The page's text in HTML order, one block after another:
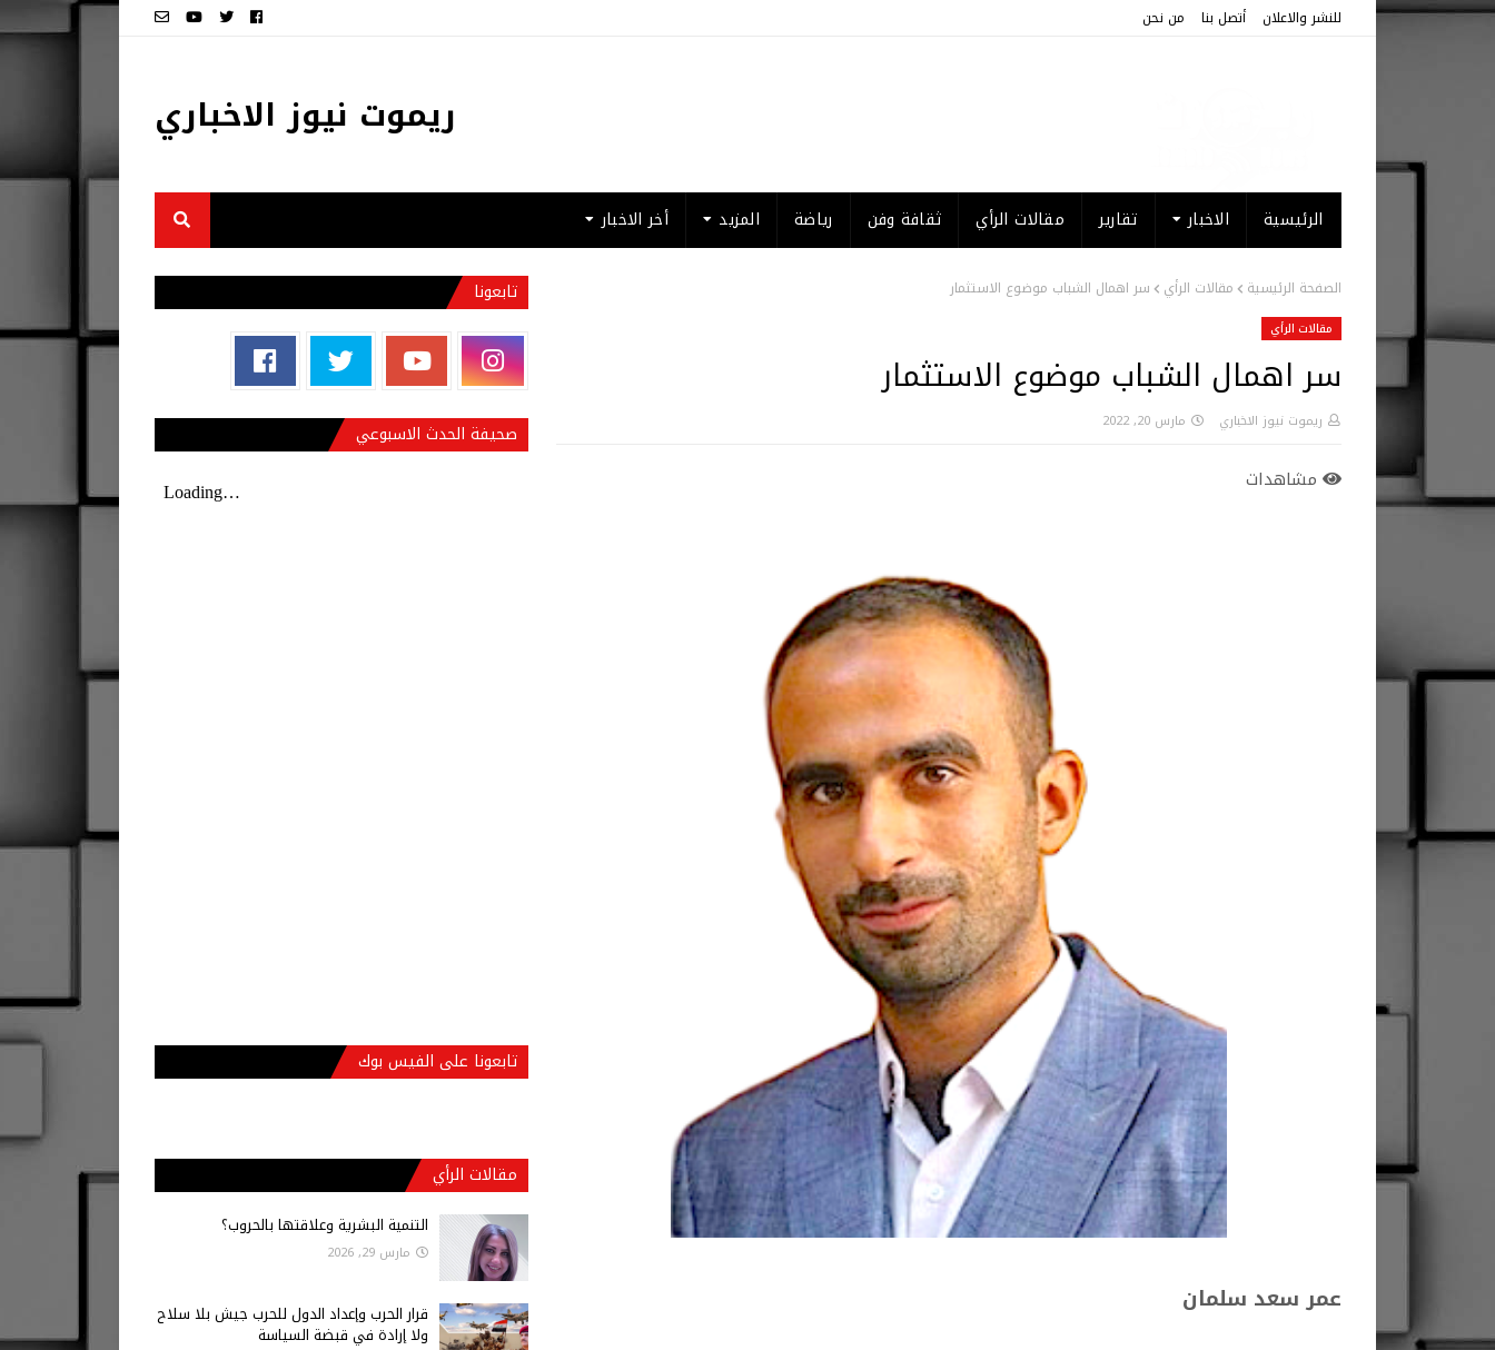
للنشر والاعلان أتصل بنا من نحن
ريموت نيوز الاخباري
الرئيسية الاخبار تقارير مقالات الرأي ثقافة وفن رياضة المزيد أخر الاخبار
الصفحة الرئيسية مقالات الرأي سر اهمال الشباب موضوع الاستثمار
مقالات الرأي
سر اهمال الشباب موضوع الاستثمار
ريموت نيوز الاخباري مارس 20, 2022
مشاهدات
عمر سعد سلمان
تابعونا
صحيفة الحدث الاسبوعي
تابعونا على الفيس بوك
مقالات الرأي
التنمية البشرية وعلاقتها بالحروب؟
مارس 29, 2026
قرار الحرب وإعداد الدول للحرب جيش بلا سلاح
ولا إرادة في قبضة السياسة